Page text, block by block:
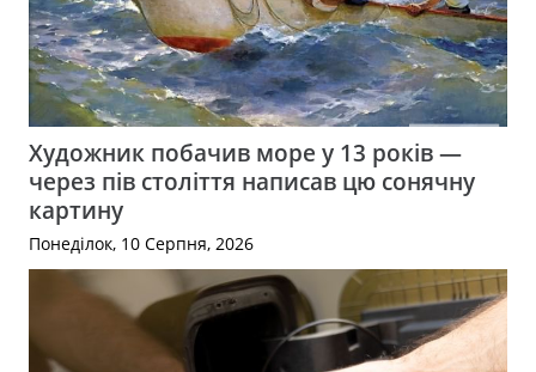
Художник побачив море у 13 років —
через пів століття написав цю сонячну
картину
Понеділок, 10 Серпня, 2026